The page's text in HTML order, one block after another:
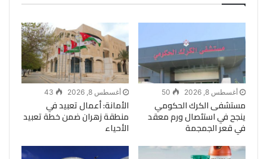
أغسطس 8, 2026 50
مستشفى الكرك الحكومي
ينجح في استئصال ورم معقد
في قعر الجمجمة
أغسطس 8, 2026 43
الأمانة: أعمال تعبيد في
منطقة زهران ضمن خطة تعبيد
الأحياء